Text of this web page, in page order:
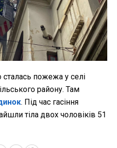
пожежа у селі
району. Там
. Під час гасіння
тіла двох чоловіків 51